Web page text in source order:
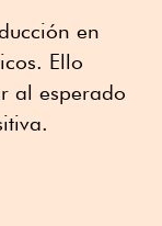
en
Ello
al esperado